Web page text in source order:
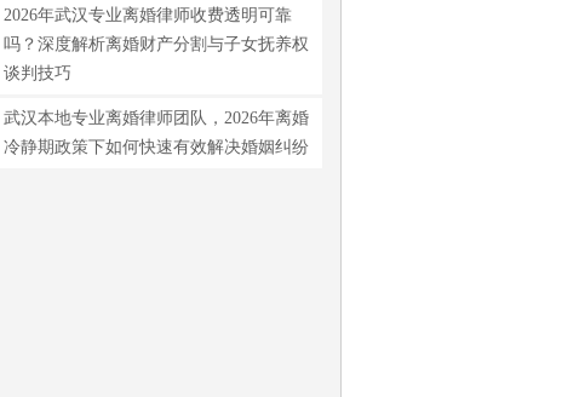
2026年武汉专业离婚律师收费透明可靠
吗？深度解析离婚财产分割与子女抚养权
谈判技巧
武汉本地专业离婚律师团队，2026年离婚
冷静期政策下如何快速有效解决婚姻纠纷